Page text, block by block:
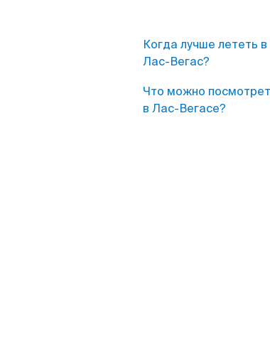
Когда лучше лететь в
Лас-Вегас?
Что можно
в Лас-Вегасе?